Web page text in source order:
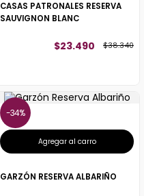
CASAS PATRONALES RESERVA
SAUVIGNON BLANC
$23.490 $38.340
34%
Agregar al carro
GARZÓN RESERVA ALBARIÑO